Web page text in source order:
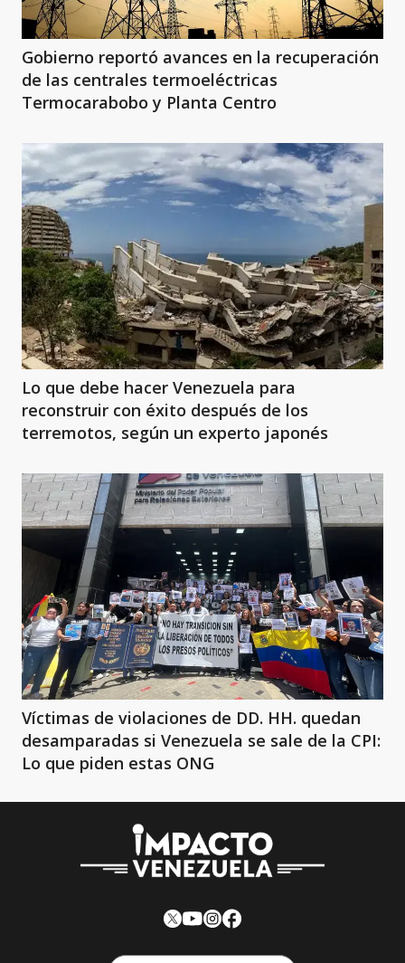
Gobierno reportó avances en la recuperación
de las centrales termoeléctricas
Termocarabobo y Planta Centro
Lo que debe hacer Venezuela para
reconstruir con éxito después de los
terremotos, según un experto japonés
Víctimas de violaciones de DD. HH. quedan
desamparadas si Venezuela se sale de la CPI:
Lo que piden estas ONG